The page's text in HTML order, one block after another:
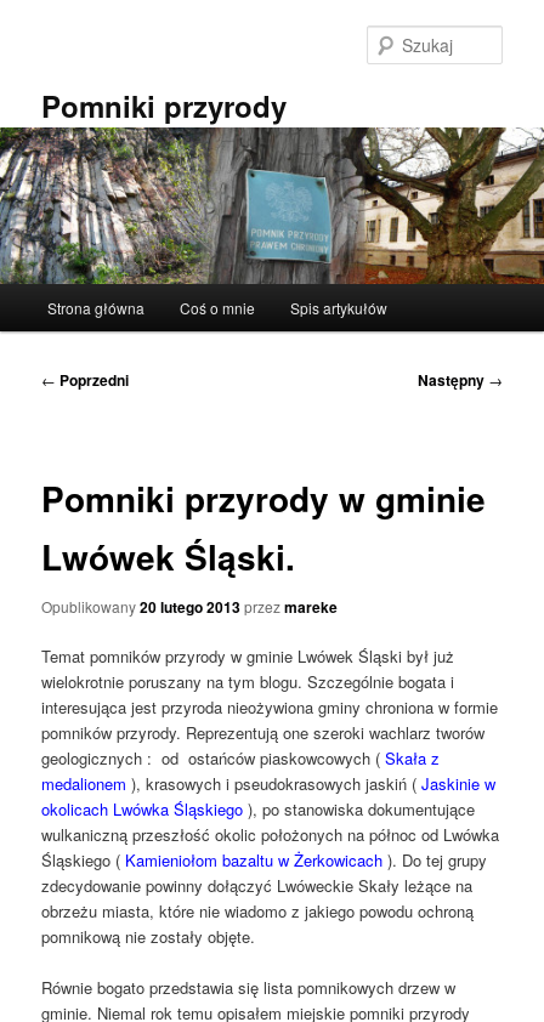
Pomniki przyrody
Strona główna Coś o mnie Spis artykułów
Nawigacja
← Poprzedni Następny →
Pomniki przyrody w gminie
Lwówek Śląski.
Opublikowany20 lutego 2013przezmareke
Temat pomników przyrody w gminie Lwówek Śląski był już
wielokrotnie poruszany na tym blogu. Szczególnie bogata i
interesująca jest przyroda nieożywiona gminy chroniona w formie
pomników przyrody. Reprezentują one szeroki wachlarz tworów
geologicznych : od ostańców piaskowcowych (Skała z
medalionem ), krasowych i pseudokrasowych jaskiń ( Jaskinie w
okolicach Lwówka Śląskiego ), po stanowiska dokumentujące
wulkaniczną przeszłość okolic położonych na północ od Lwówka
Śląskiego ( Kamieniołom bazaltu w Żerkowicach ). Do tej grupy
zdecydowanie powinny dołączyć Lwóweckie Skały leżące na
obrzeżu miasta, które nie wiadomo z jakiego powodu ochroną
pomnikową nie zostały objęte.
Równie bogato przedstawia się lista pomnikowych drzew w
gminie. Niemal rok temu opisałem miejskie pomniki przyrody